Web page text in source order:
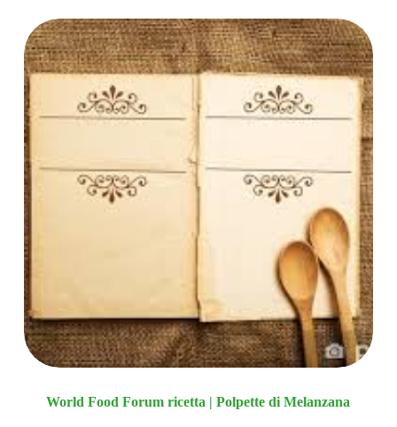
World Food Forum ricetta | Polpette di Melanzana